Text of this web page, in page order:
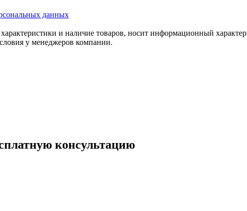
данных
и наличие товаров, носит информационный
у менеджеров компании.
консультацию